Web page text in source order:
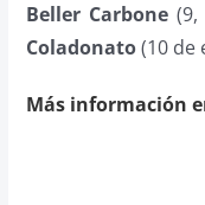
Beller Carbone(9,
Coladonato(10 de
Más información